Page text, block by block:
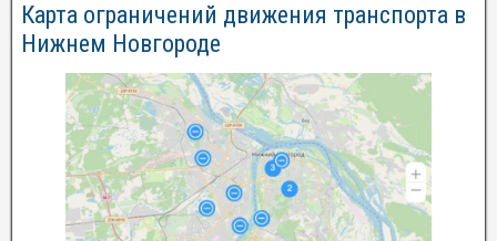
Карта ограничений движения транспорта в
Нижнем Новгороде